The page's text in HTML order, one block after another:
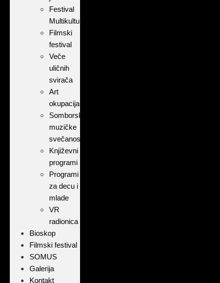
Festival
Multikulturalnosti
Filmski
festival
Veče
uličnih
svirača
Art
okupacija
Somborske
muzičke
svečanosti
Književni
programi
Programi
za decu i
mlade
VR
radionica
Bioskop
Filmski festival
SOMUS
Galerija
Kontakt